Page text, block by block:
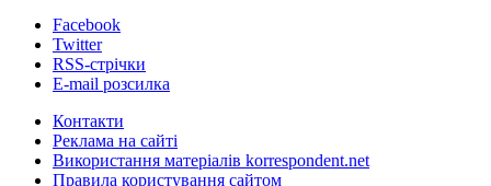
Facebook
Twitter
RSS-стрічки
E-mail розсилка
Контакти
Реклама на сайті
Використання матеріалів korrespondent.net
Правила користування сайтом